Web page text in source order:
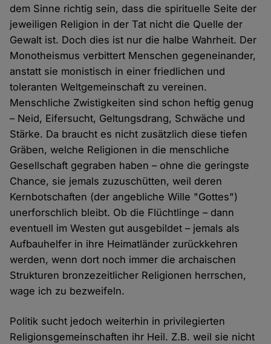
dem Sinne richtig sein, dass die spirituelle Seite der
jeweiligen Religion in der Tat nicht die Quelle der
Gewalt ist. Doch dies ist nur die halbe Wahrheit. Der
Monotheismus verbittert Menschen gegeneinander,
anstatt sie monistisch in einer friedlichen und
toleranten Weltgemeinschaft zu vereinen.
Menschliche Zwistigkeiten sind schon heftig genug
– Neid, Eifersucht, Geltungsdrang, Schwäche und
Stärke. Da braucht es nicht zusätzlich diese tiefen
Gräben, welche Religionen in die menschliche
Gesellschaft gegraben haben – ohne die geringste
Chance, sie jemals zuzuschütten, weil deren
Kernbotschaften (der angebliche Wille "Gottes")
unerforschlich bleibt. Ob die Flüchtlinge – dann
eventuell im Westen gut ausgebildet – jemals als
Aufbauhelfer in ihre Heimatländer zurückkehren
werden, wenn dort noch immer die archaischen
Strukturen bronzezeitlicher Religionen herrschen,
wage ich zu bezweifeln.
Politik sucht jedoch weiterhin in privilegierten
Religionsgemeinschaften ihr Heil. Z.B. weil sie nicht